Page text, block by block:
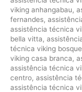
viking anhangabau,
fernandes,
assistência técnica
bella vitta,
técnica viking
viking casa branca,
assistência técnica
centro, assistência
assistência técnica